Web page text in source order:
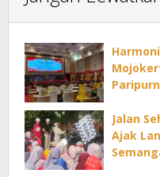
Jalan
Ajak